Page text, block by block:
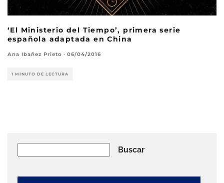
‘El Ministerio del Tiempo’, primera serie
española adaptada en China
Ana Ibañez Prieto · 06/04/2016
1 MINUTO DE LECTURA
Buscar